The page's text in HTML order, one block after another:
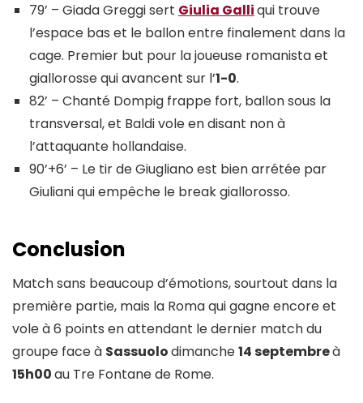
79’ – Giada Greggi sert Giulia Galliqui trouve
l’espace bas et le ballon entre finalement dans la
cage. Premier but pour la joueuse romanista et
giallorosse qui avancent sur l’1-0.
82’ – Chanté Dompig frappe fort, ballon sous la
transversal, et Baldi vole en disant non à
l’attaquante hollandaise.
90’+6’ – Le tir de Giugliano est bien arrétée par
Giuliani qui empêche le break giallorosso.
Conclusion
Match sans beaucoup d’émotions, sourtout dans la
première partie, mais la Roma qui gagne encore et
vole à 6 points en attendant le dernier match du
groupe face à Sassuolodimanche14 septembreà
15h00au Tre Fontane de Rome.